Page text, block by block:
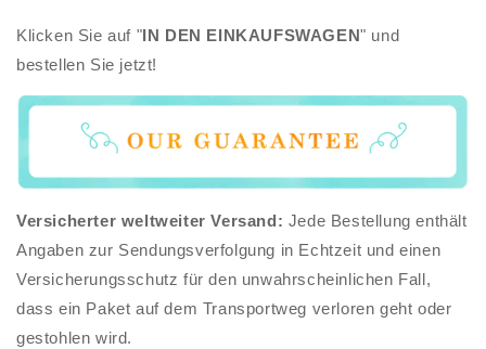
Klicken Sie auf "IN DEN EINKAUFSWAGEN" und
bestellen Sie jetzt!
Versicherter weltweiter Versand: Jede Bestellung enthält
Angaben zur Sendungsverfolgung in Echtzeit und einen
Versicherungsschutz für den unwahrscheinlichen Fall,
dass ein Paket auf dem Transportweg verloren geht oder
gestohlen wird.